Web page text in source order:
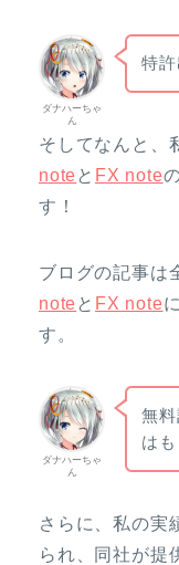
ダナハーちゃ
ん
特許
そしてなんと、
note と FX note
す！
ブログの記事は
note と FX note
す。
ダナハーちゃ
ん
無
は
さらに、私の実
られ、同社が提